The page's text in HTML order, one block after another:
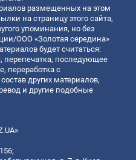
размещенных на этом
на страницу этого сайта,
упоминания, но без
ООО «Золотая середина»
будет считаться:
перепечатка, последующее
переработка с
других материалов,
и другие подобные